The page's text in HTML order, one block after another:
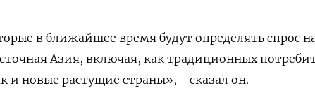
в ближайшее время будут определять спрос
Азия, включая, как традиционных
и новые растущие страны», - сказал он.